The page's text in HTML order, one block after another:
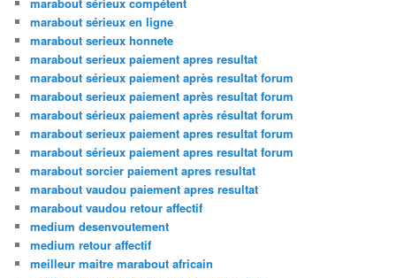
marabout sérieux en ligne
marabout serieux honnete
marabout serieux paiement apres resultat
marabout sérieux paiement après resultat forum
marabout serieux paiement après resultat forum
marabout sérieux paiement après résultat forum
marabout serieux paiement apres resultat forum
marabout sérieux paiement apres resultat forum
marabout sorcier paiement apres resultat
marabout vaudou paiement apres resultat
marabout vaudou retour affectif
medium desenvoutement
medium retour affectif
meilleur maitre marabout africain